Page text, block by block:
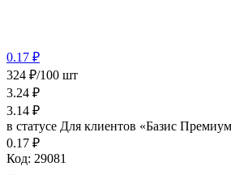
0.17 ₽
324 ₽/100 шт
3.24 ₽
3.14 ₽
в статусе Для клиентов «Базис
0.17 ₽
Код: 29081